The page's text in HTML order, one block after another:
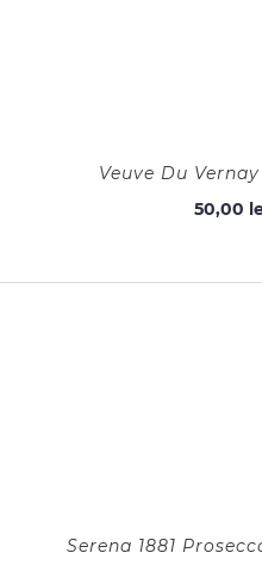
Veuve Du
50,00
Serena 1881